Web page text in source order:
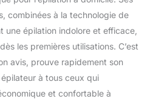
combinées à la technologie de
une épilation indolore et efficace,
les premières utilisations. C’est
avis, prouve rapidement son
à tous ceux qui
et confortable à